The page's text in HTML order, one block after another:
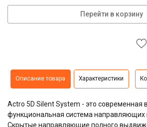
Перейти в корзину
Описание товара Характеристики
Actro 5D Silent System - это современная
функциональная система направляющих
Скрытые направляющие полного